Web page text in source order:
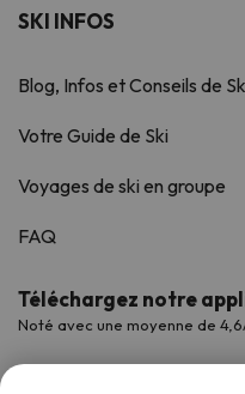
SKI INFOS
Blog, Infos et Conseils de
Votre Guide de Ski
Voyages de ski en groupe
FAQ
Téléchargez notre
Noté avec une moyenne de